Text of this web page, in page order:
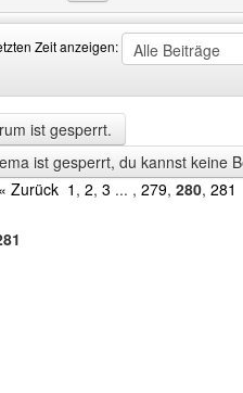
Zeit anzeigen:
ist gesperrt.
ist gesperrt, du kannst keine
« Zurück 1 , 2, 3 ... , 279, 280, 281